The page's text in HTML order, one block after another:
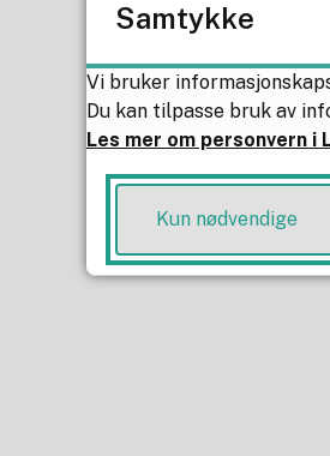
Samtykke
Vi bruker
Du kan tilpasse bruk av
Les mer om personvern i
Kun nødvendige